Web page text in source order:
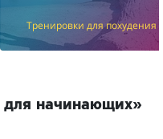
Тренировки для похудения
начинающих»